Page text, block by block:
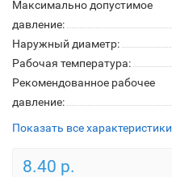
Максимально допустимое
давление:
Наружный диаметр:
Рабочая температура:
Рекомендованное рабочее
давление:
Показать все характеристики
8.40 р.